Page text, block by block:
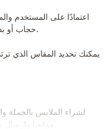
اعتمادًا على المستخدم
حجاب أو بدلة غير رسمية أو بدلة موسمية أو بدلة شتوية أو بدلة مقنعين.
يمكنك تحديد المقاس الذي
لشراء الملابس بالجملة